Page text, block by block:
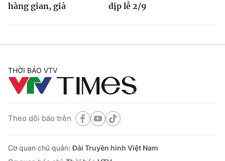
hàng gian, giả
dịp lễ 2/9
THỜI BÁO VTV
Theo dõi báo trên
Cơ quan chủ quản:Đài Truyền hình Việt Nam